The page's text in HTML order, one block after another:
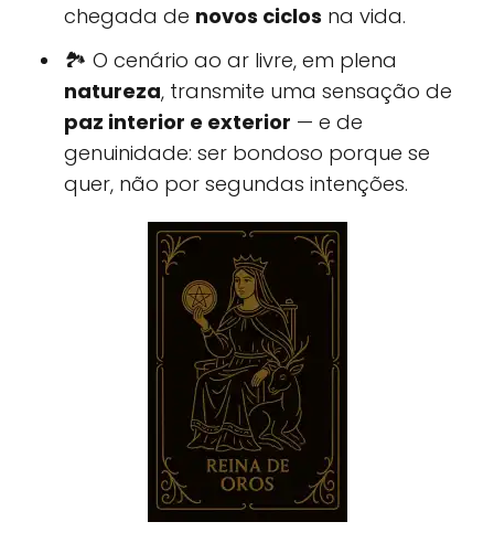
chegada de novos ciclos na vida.
🏞 O cenário ao ar livre, em plena
natureza, transmite uma sensação de
paz interior e exterior — e de
genuinidade: ser bondoso porque se
quer, não por segundas intenções.